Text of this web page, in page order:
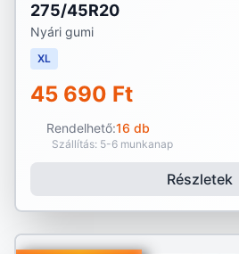
275/45R20
Nyári gumi
XL
45 690 Ft
Rendelhető:16 db
Szállítás: 5-6 munkanap
Részletek